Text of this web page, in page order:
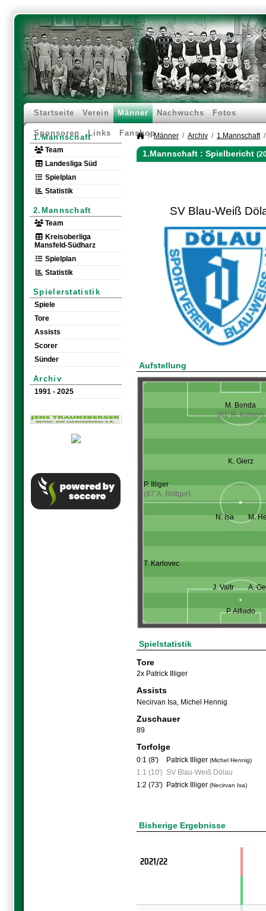
Startseite Verein Männer Nachwuchs Fotos
Sponsoren Links Fanshop
1.Mannschaft
Team
Landesliga Süd
Spielplan
Statistik
2.Mannschaft
Team
Kreisoberliga
Mansfeld-Südharz
Spielplan
Statistik
Spielerstatistik
Spiele
Tore
Assists
Scorer
Sünder
Archiv
1991 - 2025
Männer Archiv 1.Mannschaft
1.Mannschaft : Spielbericht
SV Blau-Weiß
Aufstellung
M. Benda
(61' R. Köhler)
K. Gierz
P. Illiger
(87' A. Böttger)
N. Isa M.
T. Karlovec
J. Valtr A.
P. Alfiado
Spielstatistik
Tore
2x Patrick Illiger
Assists
Necirvan Isa Michel Hennig
Zuschauer
89
Torfolge
0:1 (8') Patrick Illiger (Michel Hennig)
1:1 (10') SV Blau-Weiß Dölau
1:2 (73') Patrick Illiger (Necirvan Isa)
Bisherige Ergebnisse
2021/22